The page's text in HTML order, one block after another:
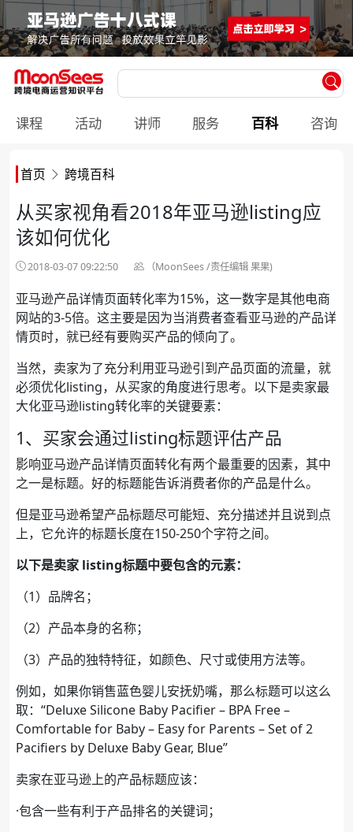
课程 活动 讲师 服务 百科 咨询
首页 跨境百科
从买家视角看2018年亚马逊listing应
该如何优化
2018-03-07 09:22:50 （MoonSees /责任编辑 果果)
亚马逊产品详情页面转化率为15%，这一数字是其他电商
网站的3-5倍。这主要是因为当消费者查看亚马逊的产品详
情页时，就已经有要购买产品的倾向了。
当然，卖家为了充分利用亚马逊引到产品页面的流量，就
必须优化listing，从买家的角度进行思考。以下是卖家最
大化亚马逊listing转化率的关键要素：
1、买家会通过listing标题评估产品
影响亚马逊产品详情页面转化有两个最重要的因素，其中
之一是标题。好的标题能告诉消费者你的产品是什么。
但是亚马逊希望产品标题尽可能短、充分描述并且说到点
上，它允许的标题长度在150-250个字符之间。
以下是卖家 listing标题中要包含的元素：
（1）品牌名；
（2）产品本身的名称；
（3）产品的独特特征，如颜色、尺寸或使用方法等。
例如，如果你销售蓝色婴儿安抚奶嘴，那么标题可以这么
取：“Deluxe Silicone Baby Pacifier – BPA Free –
Comfortable for Baby – Easy for Parents – Set of 2
Pacifiers by Deluxe Baby Gear, Blue”
卖家在亚马逊上的产品标题应该：
·包含一些有利于产品排名的关键词；